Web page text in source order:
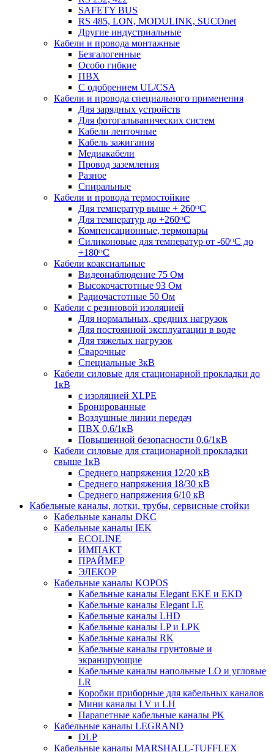
SAFETY BUS
RS 485, LON, MODULINK, SUCOnet
Другие индустриальные
Кабели и провода монтажные
Безгалогенные
Особо гибкие
ПВХ
С одобрением UL/CSA
Кабели и провода специального применения
Для зарядных устройств
Для фотогальванических систем
Кабели ленточные
Кабель зажигания
Медиакабели
Провод заземления
Разное
Спиральные
Кабели и провода термостойкие
Для температур выше + 260ᴼС
Для температур до +260ᴼС
Компенсационные, термопары
Силиконовые для температур от -60ᴼC до
+180ᴼС
Кабели коаксиальные
Видеонаблюдение 75 Ом
Высокочастотные 93 Ом
Радиочастотные 50 Ом
Кабели с резиновой изоляцией
Для нормальных, средних нагрузок
Для постоянной эксплуатации в воде
Для тяжелых нагрузок
Сварочные
Специальные 3кВ
Кабели силовые для стационарной прокладки до
1кВ
c изоляцией XLPE
Бронированные
Воздушные линии передач
ПВХ 0,6/1кВ
Повышенной безопасности 0,6/1кВ
Кабели силовые для стационарной прокладки
свыше 1кВ
Среднего напряжения 12/20 кВ
Среднего напряжения 18/30 кВ
Среднего напряжения 6/10 кВ
Кабельные каналы, лотки, трубы, сервисные стойки
Кабельные каналы DKC
Кабельные каналы IEK
ECOLINE
ИМПАКТ
ПРАЙМЕР
ЭЛЕКОР
Кабельные каналы KOPOS
Кабельные каналы Elegant EKE и EKD
Кабельные каналы Elegant LE
Кабельные каналы LHD
Кабельные каналы LP и LPK
Кабельные каналы RK
Кабельные каналы грунтовые и
экранирующие
Кабельные каналы напольные LO и угловые
LR
Коробки приборные для кабельных каналов
Мини каналы LV и LH
Парапетные кабельные каналы PK
Кабельные каналы LEGRAND
DLP
Кабельные каналы MARSHALL-TUFFLEX